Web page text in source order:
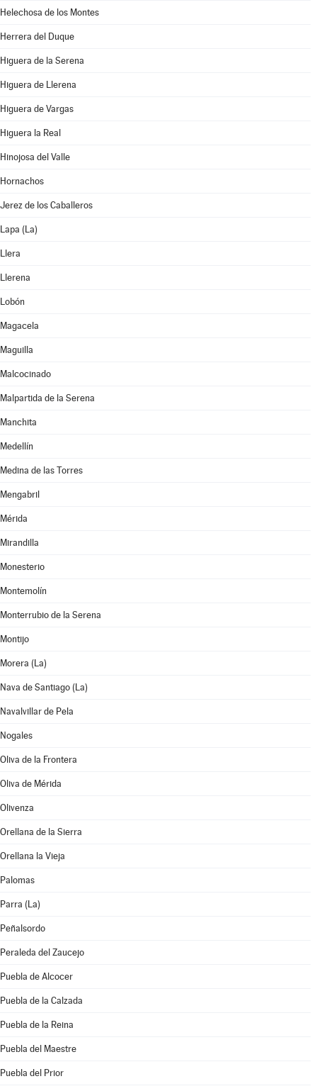
Helechosa de los Montes
Herrera del Duque
Higuera de la Serena
Higuera de Llerena
Higuera de Vargas
Higuera la Real
Hinojosa del Valle
Hornachos
Jerez de los Caballeros
Lapa (La)
Llera
Llerena
Lobón
Magacela
Maguilla
Malcocinado
Malpartida de la Serena
Manchita
Medellín
Medina de las Torres
Mengabril
Mérida
Mirandilla
Monesterio
Montemolín
Monterrubio de la Serena
Montijo
Morera (La)
Nava de Santiago (La)
Navalvillar de Pela
Nogales
Oliva de la Frontera
Oliva de Mérida
Olivenza
Orellana de la Sierra
Orellana la Vieja
Palomas
Parra (La)
Peñalsordo
Peraleda del Zaucejo
Puebla de Alcocer
Puebla de la Calzada
Puebla de la Reina
Puebla del Maestre
Puebla del Prior